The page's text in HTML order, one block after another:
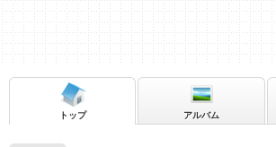
トップ アルバム